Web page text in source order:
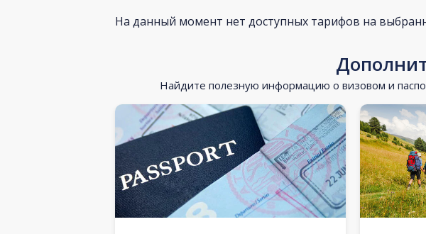
На данный момент нет доступных тарифов на
Найдите полезную информацию о визовом и